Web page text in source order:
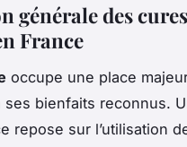
générale des cures
France
occupe une place
ses bienfaits reconnus.
repose sur l’utilisation